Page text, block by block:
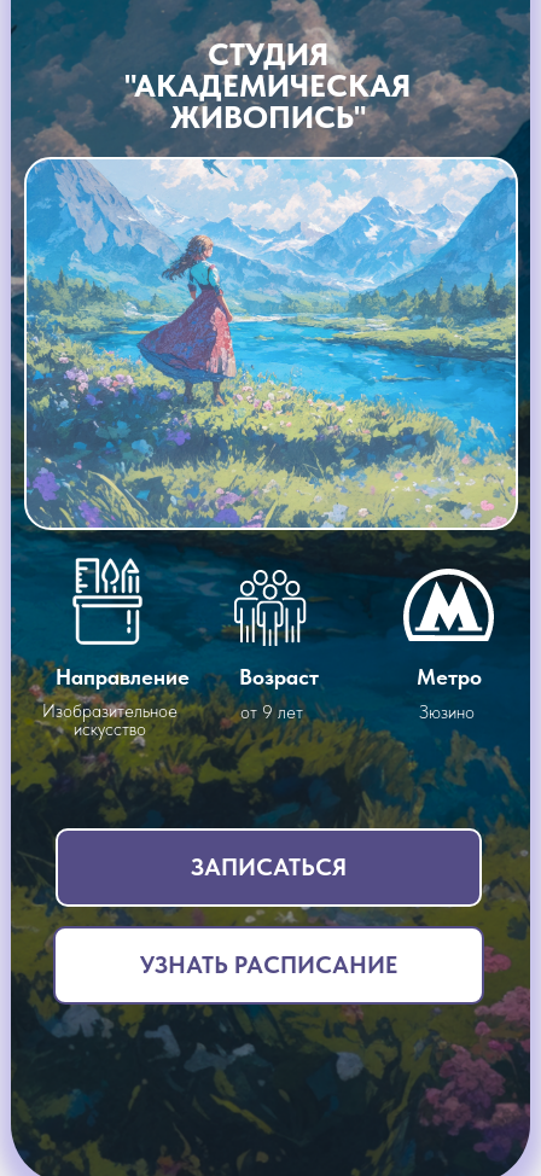
СТУДИЯ
"АКАДЕМИЧЕСКАЯ
ЖИВОПИСЬ"
Направление
Изобразительное
искусство
Возраст
от 9 лет
Метро
Зюзино
УЗНАТЬ РАСПИСАНИЕ
ЗАПИСАТЬСЯ